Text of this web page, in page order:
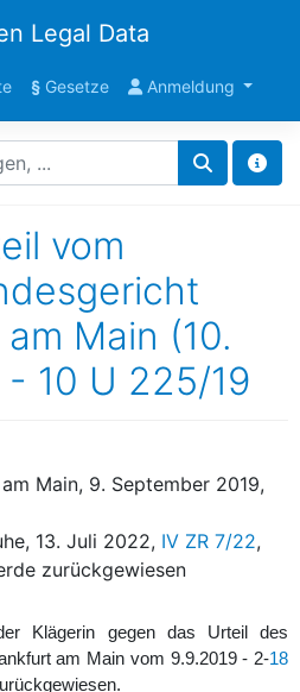
Legal Data
§Gesetze Anmeldung
vom
Main (10.
10 U 225/19
Main, 9. September 2019,
13. Juli 2022, IV ZR 7/22,
zurückgewiesen
Klägerin gegen das Urteil des
am Main vom 9.9.2019 - 2-18